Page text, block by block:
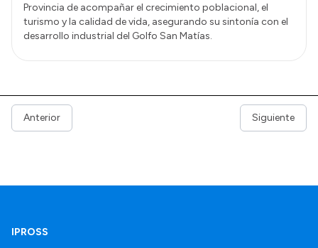
Provincia de acompañar el crecimiento poblacional, el
turismo y la calidad de vida, asegurando su sintonía con el
desarrollo industrial del Golfo San Matías.
Anterior Siguiente
IPROSS